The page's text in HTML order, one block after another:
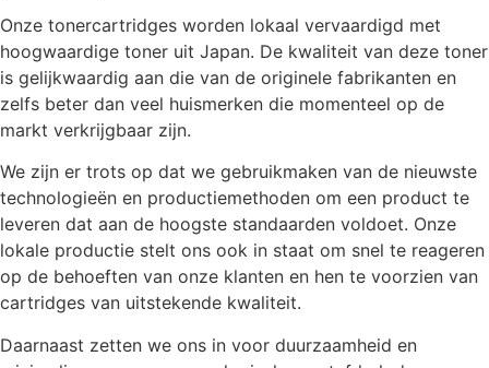
Onze tonercartridges worden lokaal vervaardigd met
hoogwaardige toner uit Japan. De kwaliteit van deze toner
is gelijkwaardig aan die van de originele fabrikanten en
zelfs beter dan veel huismerken die momenteel op de
markt verkrijgbaar zijn.
We zijn er trots op dat we gebruikmaken van de nieuwste
technologieën en productiemethoden om een product te
leveren dat aan de hoogste standaarden voldoet. Onze
lokale productie stelt ons ook in staat om snel te reageren
op de behoeften van onze klanten en hen te voorzien van
cartridges van uitstekende kwaliteit.
Daarnaast zetten we ons in voor duurzaamheid en